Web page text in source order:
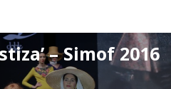
– Simof 2016